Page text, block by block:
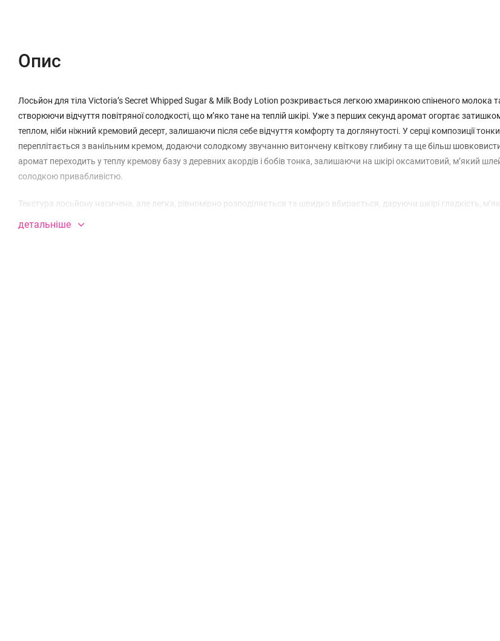
Опис
Лосьйон для тіла Victoria’s Secret Whipped Sugar & Milk Body Lotion розкривається легкою хмаринкою спіненого молока
створюючи відчуття повітряної солодкості, що м’яко тане на теплій шкірі. Уже з перших секунд аромат огортає
теплом, ніби ніжний кремовий десерт, залишаючи після себе відчуття комфорту та доглянутості. У серці композиції
переплітається з ванільним кремом, додаючи солодкому звучанню витончену квіткову глибину та ще більш
аромат переходить у теплу кремову базу з деревних акордів і бобів тонка, залишаючи на шкірі оксамитовий, м’який
солодкою привабливістю.
Текстура лосьйону насичена, але легка, рівномірно розподіляється та швидко вбирається, даруючи шкірі гладкість,
ніжного захисного кокона. Легкий, але добре відчутний аромат супроводжує протягом дня, створюючи жіночний,
детальніше